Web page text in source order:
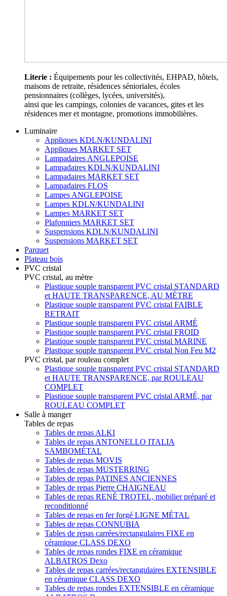
Literie : Équipements pour les collectivités, EHPAD, hôtels,
maisons de retraite, résidences sénioriales, écoles
pensionnaires (collèges, lycées, universités),
ainsi que les campings, colonies de vacances, gites et les
résidences mer et montagne, promotions immobilières.
Luminaire
Appliques KDLN/KUNDALINI
Appliques MARKET SET
Lampadaires ANGLEPOISE
Lampadaires KDLN/KUNDALINI
Lampadaires MARKET SET
Lampadaires FLOS
Lampes ANGLEPOISE
Lampes KDLN/KUNDALINI
Lampes MARKET SET
Plafonniers MARKET SET
Suspensions KDLN/KUNDALINI
Suspensions MARKET SET
Parquet
Plateau bois
PVC cristal
PVC cristal, au mètre
Plastique souple transparent PVC cristal STANDARD
et HAUTE TRANSPARENCE, AU MÈTRE
Plastique souple transparent PVC cristal FAIBLE
RETRAIT
Plastique souple transparent PVC cristal ARMÉ
Plastique souple transparent PVC cristal FROID
Plastique souple transparent PVC cristal MARINE
Plastique souple transparent PVC cristal Non Feu M2
PVC cristal, par rouleau complet
Plastique souple transparent PVC cristal STANDARD
et HAUTE TRANSPARENCE, par ROULEAU
COMPLET
Plastique souple transparent PVC cristal ARMÉ, par
ROULEAU COMPLET
Salle à manger
Tables de repas
Tables de repas ALKI
Tables de repas ANTONELLO ITALIA
SAMBOMÉTAL
Tables de repas MOVIS
Tables de repas MUSTERRING
Tables de repas PATINES ANCIENNES
Tables de repas Pierre CHAIGNEAU
Tables de repas RENÉ TROTEL, mobilier préparé et
reconditionné
Tables de repas en fer forgé LIGNE MÉTAL
Tables de repas CONNUBIA
Tables de repas carrées/rectangulaires FIXE en
céramique CLASS DEXO
Tables de repas rondes FIXE en céramique
ALBATROS Dexo
Tables de repas carrées/rectangulaires EXTENSIBLE
en céramique CLASS DEXO
Tables de repas rondes EXTENSIBLE en céramique